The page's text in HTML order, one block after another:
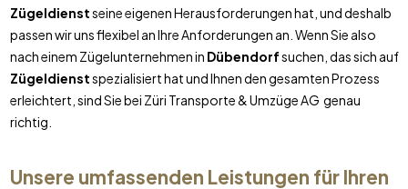
Zügeldienstseine eigenen Herausforderungen hat, und deshalb
passen wir uns flexibel an Ihre Anforderungen an. Wenn Sie also
nach einem Zügelunternehmen in Dübendorfsuchen, das sich auf
Zügeldienstspezialisiert hat und Ihnen den gesamten Prozess
erleichtert, sind Sie bei Züri Transporte & Umzüge AG genau
richtig.
Unsere umfassenden Leistungen für Ihren